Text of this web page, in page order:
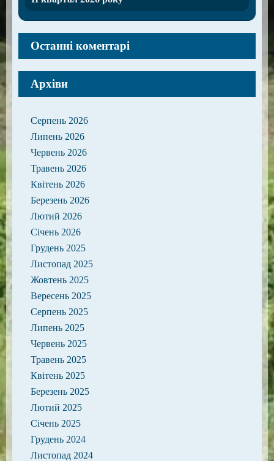
Останні коментарі
Архіви
Серпень 2026
Липень 2026
Червень 2026
Травень 2026
Квітень 2026
Березень 2026
Лютий 2026
Січень 2026
Грудень 2025
Листопад 2025
Жовтень 2025
Вересень 2025
Серпень 2025
Липень 2025
Червень 2025
Травень 2025
Квітень 2025
Березень 2025
Лютий 2025
Січень 2025
Грудень 2024
Листопад 2024